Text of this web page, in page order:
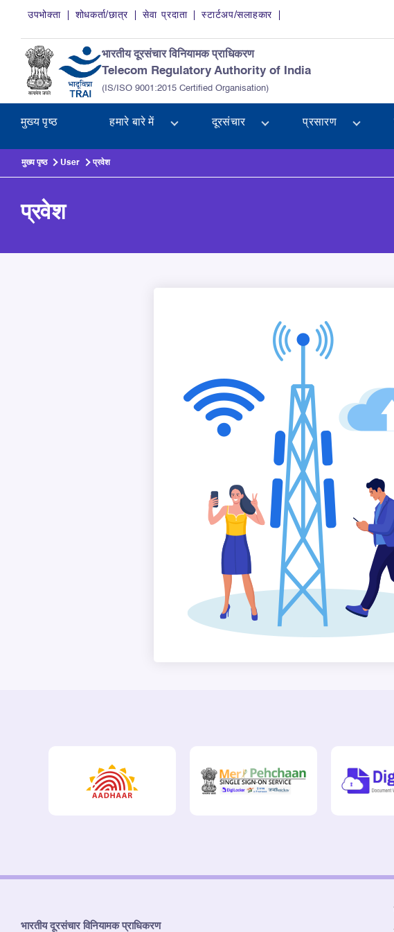
Skip to main content
उपभोक्ता शोधकर्ता/छात्र सेवा प्रदाता स्टार्टअप/सलाहकार
भारतीय दूरसंचार विनियामक प्राधिकरण
Telecom Regulatory Authority of India
(IS/ISO 9001:2015 Certified Organisation)
मुख्य पृष्ठ हमारे बारे में दूरसंचार प्रसारण
मुख्य पृष्ठ User प्रवेश
प्रवेश
भारतीय दूरसंचार विनियामक प्राधिकरण